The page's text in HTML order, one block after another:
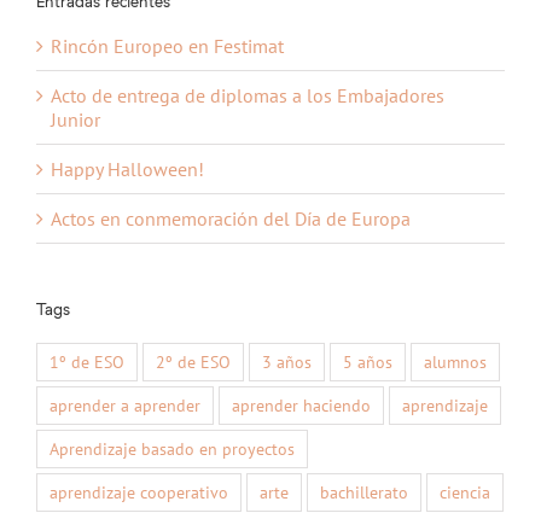
Rincón Europeo en Festimat
Acto de entrega de diplomas a los Embajadores
Junior
Happy Halloween!
Actos en conmemoración del Día de Europa
Tags
1º de ESO 2º de ESO 3 años 5 años
alumnos
aprender a aprender
aprender haciendo
aprendizaje
Aprendizaje basado en proyectos
aprendizaje cooperativo
arte bachillerato
ciencia